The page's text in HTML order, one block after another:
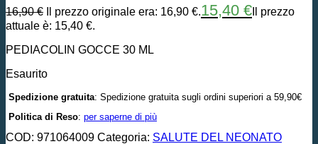
16,90€ Il prezzo originale era: 16,90 €.15,40 € Il prezzo
attuale è: 15,40 €.
PEDIACOLIN GOCCE 30 ML
Esaurito
Spedizione gratuita: Spedizione gratuita sugli ordini superiori a 59,90€
Politica di Reso: per saperne di più
COD: 971064009 Categoria: SALUTE DEL NEONATO